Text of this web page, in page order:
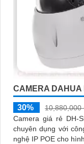
CAMERA DAHUA
30%
10,880,000
Camera giá rẻ DH-
chuyên dụng với
nghệ IP POE cho hình ảnh